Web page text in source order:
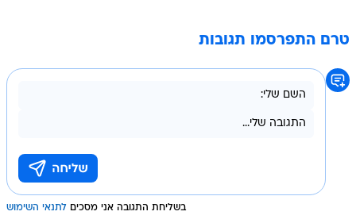
טרם התפרסמו תגובות
בשליחת התגובה אני מסכים לתנאי השימוש